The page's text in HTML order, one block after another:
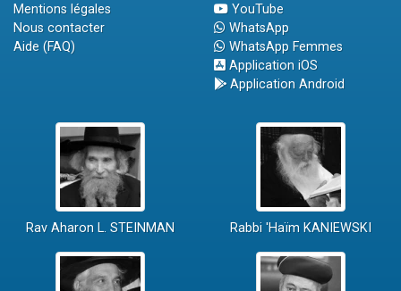
Mentions légales
Nous contacter
Aide (FAQ)
YouTube
WhatsApp
WhatsApp Femmes
Application iOS
Application Android
Rav Aharon L. STEINMAN Rabbi 'Haïm KANIEWSKI